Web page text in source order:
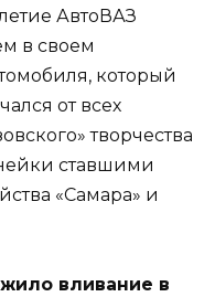
АвтоВАЗ
в своем
который
от всех
творчества
ставшими
«Самара» и
вливание в